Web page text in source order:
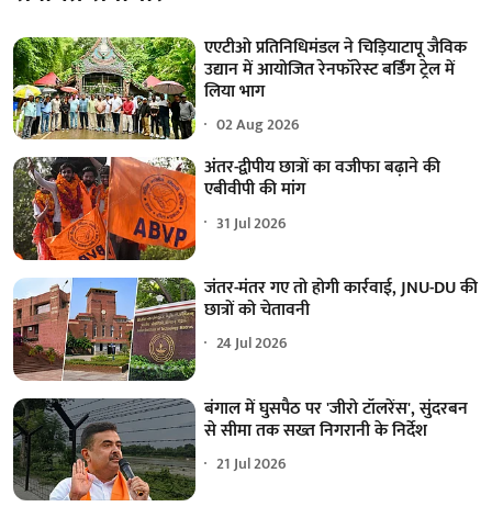
एएटीओ प्रतिनिधिमंडल ने चिड़ियाटापू जैविक
उद्यान में आयोजित रेनफॉरेस्ट बर्डिंग ट्रेल में
लिया भाग
02 Aug 2026
अंतर-द्वीपीय छात्रों का वजीफा बढ़ाने की
एबीवीपी की मांग
31 Jul 2026
जंतर-मंतर गए तो होगी कार्रवाई, JNU-DU की
छात्रों को चेतावनी
24 Jul 2026
बंगाल में घुसपैठ पर 'जीरो टॉलरेंस', सुंदरबन
से सीमा तक सख्त निगरानी के निर्देश
21 Jul 2026